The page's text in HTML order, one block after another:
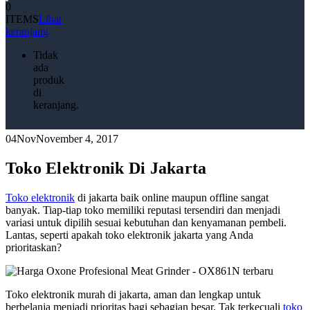
0
ITEMSLihat
keranjang
Tidak
ada
produk
di
keranjang.
04NovNovember 4, 2017
Toko Elektronik Di Jakarta
Toko elektronik di jakarta baik online maupun offline sangat
banyak. Tiap-tiap toko memiliki reputasi tersendiri dan menjadi
variasi untuk dipilih sesuai kebutuhan dan kenyamanan pembeli.
Lantas, seperti apakah toko elektronik jakarta yang Anda
prioritaskan?
Toko elektronik murah di jakarta, aman dan lengkap untuk
berbelanja menjadi prioritas bagi sebagian besar. Tak terkecuali toko